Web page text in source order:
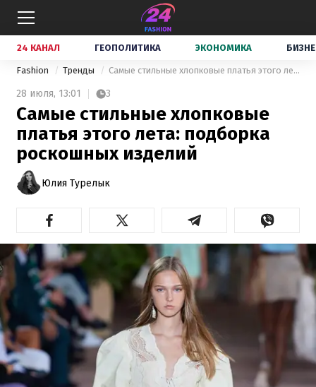
24 КАНАЛ ГЕОПОЛИТИКА ЭКОНОМИКА
Fashion Тренды Самые стильные хлопковые платья этого лета: подборка роскошных изделий
28 июля, 13:01 3
Самые стильные хлопковые
платья этого лета: подборка
роскошных изделий
Юлия Турелык